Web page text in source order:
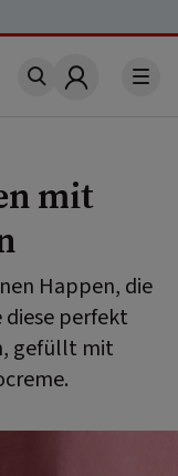
Account
mit
Happen, die
diese perfekt
gefüllt mit